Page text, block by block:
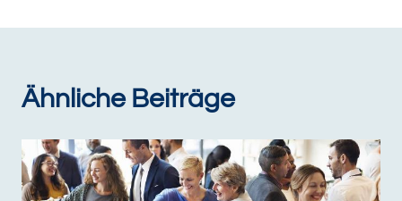
Ähnliche Beiträge